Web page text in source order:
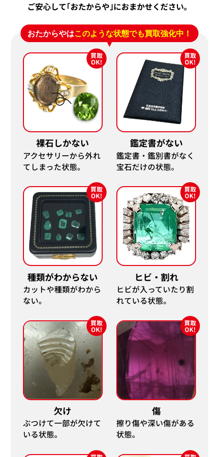
ご安心して｢おたからや｣におまかせください。
おたからやはこのような状態でも買取強化中！
裸石しかない
アクセサリーから外れ
てしまった状態。
鑑定書がない
鑑定書・鑑別書がなく
宝石だけの状態。
種類がわからない
カットや種類がわから
ない。
ヒビ・割れ
ヒビが入っていたり割
れている状態。
欠け
ぶつけて一部が欠けて
いる状態。
傷
擦り傷や深い傷がある
状態。